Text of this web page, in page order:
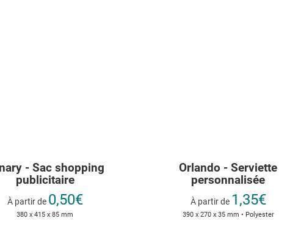
- Sac shopping
publicitaire
À partir de 0,50€
380 x 415 x 85 mm
Orlando - Serviette
personnalisée
À partir de 1,35€
390 x 270 x 35 mm • Polyester